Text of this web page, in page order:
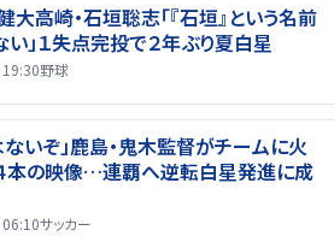
大高崎・石垣聡志「『石垣』という名前
い」１失点完投で２年ぶり夏白星
野球
ないぞ」鹿島・鬼木監督がチームに火
本の映像…連覇へ逆転白星発進に成
サッカー